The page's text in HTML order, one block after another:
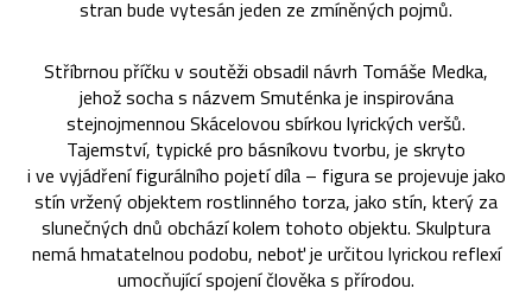
stran bude vytesán jeden ze zmíněných pojmů.
Stříbrnou příčku v soutěži obsadil návrh Tomáše Medka,
jehož socha s názvem Smuténka je inspirována
stejnojmennou Skácelovou sbírkou lyrických veršů.
Tajemství, typické pro básníkovu tvorbu, je skryto
i ve vyjádření figurálního pojetí díla – figura se projevuje jako
stín vržený objektem rostlinného torza, jako stín, který za
slunečných dnů obchází kolem tohoto objektu. Skulptura
nemá hmatatelnou podobu, neboť je určitou lyrickou reflexí
umocňující spojení člověka s přírodou.